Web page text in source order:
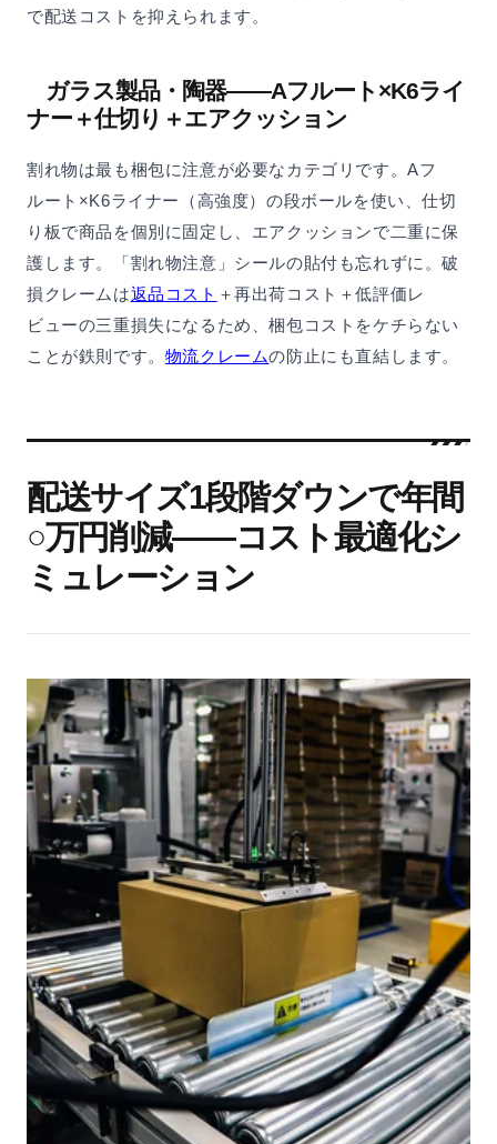
で配送コストを抑えられます。
ガラス製品・陶器——Aフルート×K6ライ
ナー＋仕切り＋エアクッション
割れ物は最も梱包に注意が必要なカテゴリです。Aフ
ルート×K6ライナー（高強度）の段ボールを使い、仕切
り板で商品を個別に固定し、エアクッションで二重に保
護します。「割れ物注意」シールの貼付も忘れずに。破
損クレームは返品コスト ＋再出荷コスト＋低評価レ
ビューの三重損失になるため、梱包コストをケチらない
ことが鉄則です。 物流クレームの防止にも直結します。
配送サイズ1段階ダウンで年間
○万円削減——コスト最適化シ
ミュレーション